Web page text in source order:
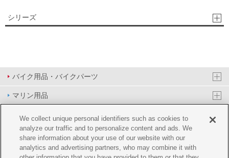
シリーズ
バイク用品・バイクパーツ
マリン用品
PAS/YPJ用品
その他用品
イベント&エンターテイメント
We collect unique personal identifiers such as cookies to
analyze our traffic and to personalize content and ads. We
share information about your use of our website with our
analytics and advertising partners, who may combine it with